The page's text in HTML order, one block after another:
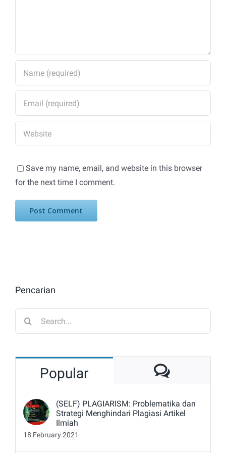
Save my name, email, and website in this browser
for the next time I comment.
Pencarian
Popular
(SELF) PLAGIARISM: Problematika dan
Strategi Menghindari Plagiasi Artikel
Ilmiah
18 February 2021